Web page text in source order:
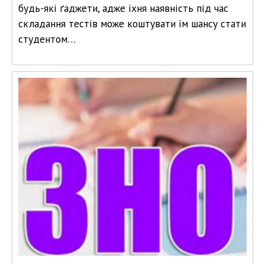
будь-які ґаджети, адже їхня наявність під час
складання тестів може коштувати їм шансу стати
студентом…